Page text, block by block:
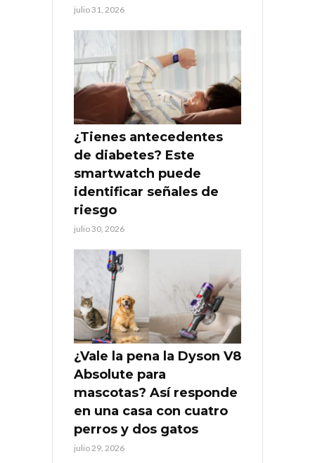
julio 31, 2026
¿Tienes antecedentes
de diabetes? Este
smartwatch puede
identificar señales de
riesgo
julio 30, 2026
¿Vale la pena la Dyson V8
Absolute para
mascotas? Así responde
en una casa con cuatro
perros y dos gatos
julio 29, 2026